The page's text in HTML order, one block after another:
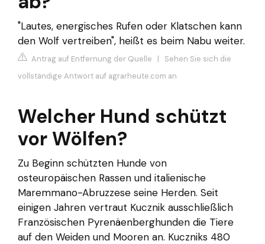
"Lautes, energisches Rufen oder Klatschen kann
den Wolf vertreiben", heißt es beim Nabu weiter.
Antrag auf Entfernung der Quelle | Sehen Sie sich die
vollständige Antwort auf agrarheute.com an
Welcher Hund schützt
vor Wölfen?
Zu Beginn schützten Hunde von
osteuropäischen Rassen und italienische
Maremmano-Abruzzese seine Herden. Seit
einigen Jahren vertraut Kucznik ausschließlich
Französischen Pyrenäenberghunden die Tiere
auf den Weiden und Mooren an. Kuczniks 480